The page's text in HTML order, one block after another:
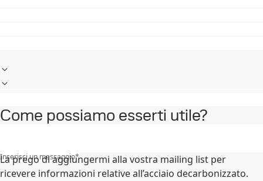
Come possiamo esserti utile?
Inserisci un messaggio*
La prego di aggiungermi alla vostra mailing list per
ricevere informazioni relative all’acciaio decarbonizzato.